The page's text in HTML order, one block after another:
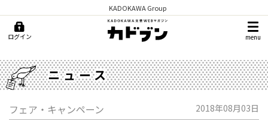
KADOKAWA Group
ログイン menu
ニュース
フェア・キャンペーン 2018年08月03日